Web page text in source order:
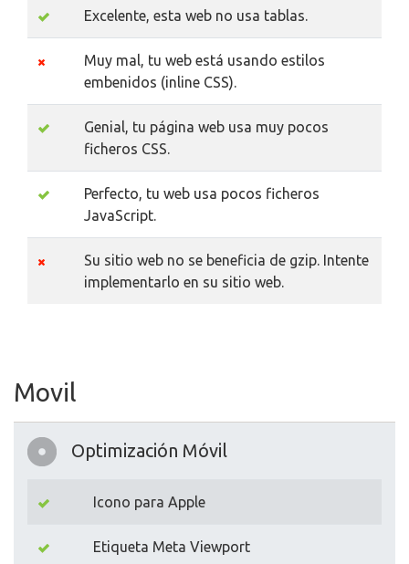
Excelente, esta web no usa tablas.
Muy mal, tu web está usando estilos
embenidos (inline CSS).
Genial, tu página web usa muy pocos
ficheros CSS.
Perfecto, tu web usa pocos ficheros
JavaScript.
Su sitio web no se beneficia de gzip. Intente
implementarlo en su sitio web.
Movil
Optimización Móvil
Icono para Apple
Etiqueta Meta Viewport